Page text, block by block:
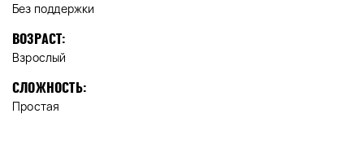
Без поддержки
ВОЗРАСТ:
Взрослый
СЛОЖНОСТЬ:
Простая